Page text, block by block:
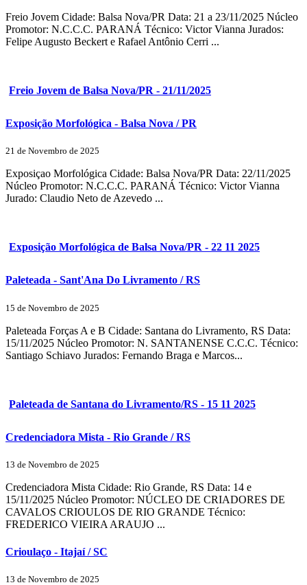
Freio Jovem Cidade: Balsa Nova/PR Data: 21 a 23/11/2025 Núcleo
Promotor: N.C.C.C. PARANÁ Técnico: Victor Vianna Jurados:
Felipe Augusto Beckert e Rafael Antônio Cerri ...
Freio Jovem de Balsa Nova/PR - 21/11/2025
Exposição Morfológica - Balsa Nova / PR
21 de Novembro de 2025
Exposiçao Morfológica Cidade: Balsa Nova/PR Data: 22/11/2025
Núcleo Promotor: N.C.C.C. PARANÁ Técnico: Victor Vianna
Jurado: Claudio Neto de Azevedo ...
Exposição Morfológica de Balsa Nova/PR - 22 11 2025
Paleteada - Sant'Ana Do Livramento / RS
15 de Novembro de 2025
Paleteada Forças A e B Cidade: Santana do Livramento, RS Data:
15/11/2025 Núcleo Promotor: N. SANTANENSE C.C.C. Técnico:
Santiago Schiavo Jurados: Fernando Braga e Marcos...
Paleteada de Santana do Livramento/RS - 15 11 2025
Credenciadora Mista - Rio Grande / RS
13 de Novembro de 2025
Credenciadora Mista Cidade: Rio Grande, RS Data: 14 e
15/11/2025 Núcleo Promotor: NÚCLEO DE CRIADORES DE
CAVALOS CRIOULOS DE RIO GRANDE Técnico:
FREDERICO VIEIRA ARAUJO ...
Crioulaço - Itajaí / SC
13 de Novembro de 2025